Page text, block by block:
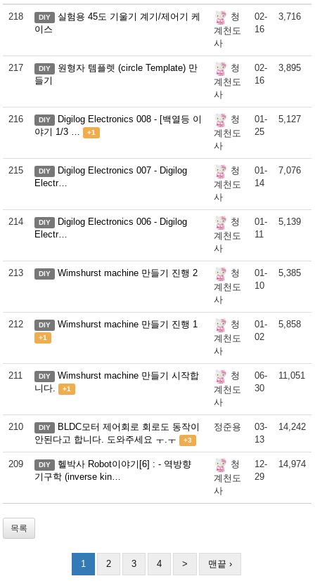
218 DIY
실험용 45도 기울기 계기/제어기 케
이스
청
계천도
사
02-
16
3,716
217 DIY
원형자 템플렛 (circle Template) 만
들기
청
계천도
사
02-
16
3,895
216 DIY
Digilog Electronics 008 - [백열등 이
야기 1/3 …
+1
청
계천도
사
01-
25
5,127
215 DIY
Digilog Electronics 007 - Digilog
Electr…
청
계천도
사
01-
14
7,076
214 DIY
Digilog Electronics 006 - Digilog
Electr…
청
계천도
사
01-
11
5,139
213 DIY Wimshurst machine 만들기 진행 2
청
계천도
사
01-
10
5,385
212 DIY Wimshurst machine 만들기 진행 1
+1
청
계천도
사
01-
02
5,858
211 DIY
Wimshurst machine 만들기 시작합
니다.
+1
청
계천도
사
06-
30
11,051
210 DIY
BLDC모터 제어회로 회로도 동작이
안된다고 합니다. 도와주세요 ㅜ.ㅜ
+3
정준용
03-
13
14,242
209 DIY
헬박사 Robot이야기[6] : - 역방향
기구학 (inverse kin…
청
계천도
사
12-
29
14,974
목록
1 2 3 4 > 맨끝 ›